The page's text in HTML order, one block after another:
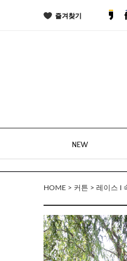
즐겨찾기
NEW
HOME > 커튼 > 레이스 I